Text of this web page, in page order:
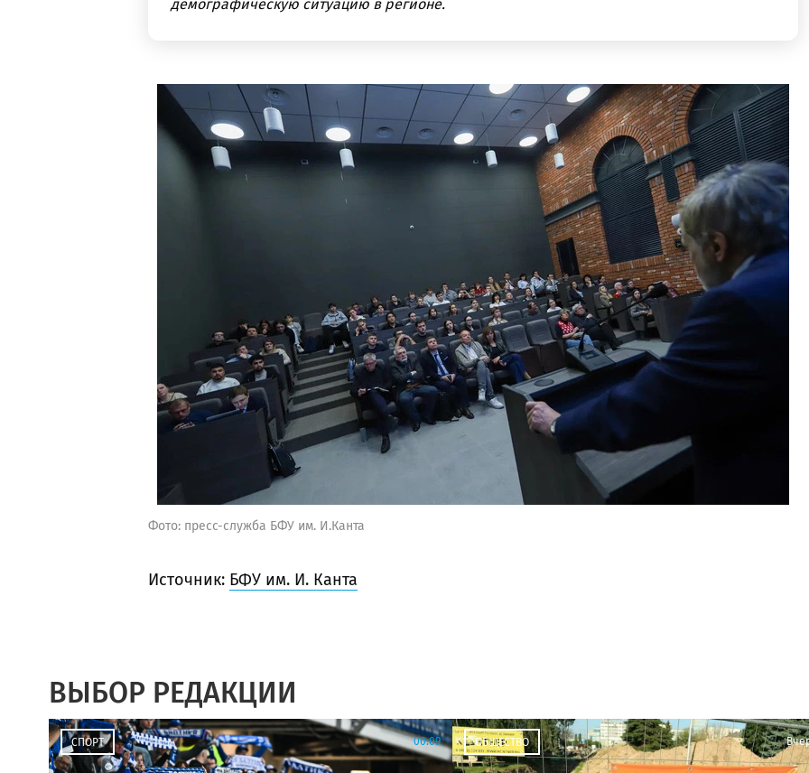
демографическую ситуацию в регионе.
Фото: пресс-служба БФУ им. И.Канта
Источник: БФУ им. И. Канта
ВЫБОР РЕДАКЦИИ
СПОРТ 00:09 ОБЩЕСТВО